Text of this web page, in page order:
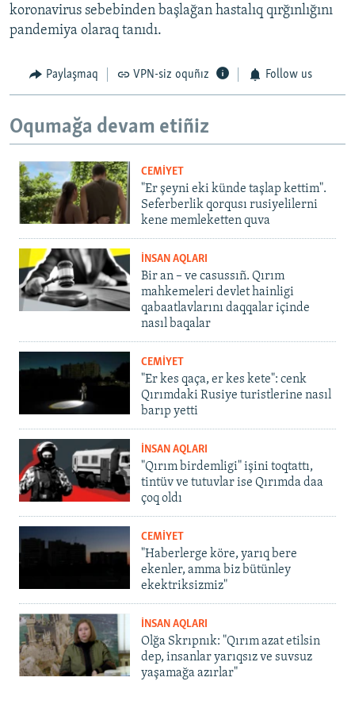
koronavirus sebebinden başlağan hastalıq qırğınlığını
pandemiya olaraq tanıdı.
Paylaşmaq VPN-siz oquñız Follow us
Oqumağa devam etiñiz
CEMİYET
"Er şeyni eki künde taşlap kettim".
Seferberlik qorqusı rusiyelilerni
kene memleketten quva
İNSAN AQLARI
Bir an – ve casussıñ. Qırım
mahkemeleri devlet hainligi
qabaatlavlarını daqqalar içinde
nasıl baqalar
CEMİYET
"Er kes qaça, er kes kete": cenk
Qırımdaki Rusiye turistlerine nasıl
barıp yetti
İNSAN AQLARI
"Qırım birdemligi" işini toqtattı,
tintüv ve tutuvlar ise Qırımda daa
çoq oldı
CEMİYET
"Haberlerge köre, yarıq bere
ekenler, amma biz bütünley
ekektriksizmiz"
İNSAN AQLARI
Olğa Skrıpnık: "Qırım azat etilsin
dep, insanlar yarıqsız ve suvsuz
yaşamağa azırlar"